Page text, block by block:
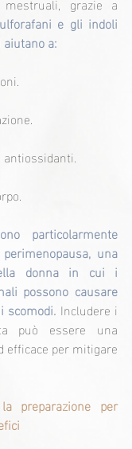
e gli indoli
a:
particolarmente
una
donna in cui i
possono causare
Includere i
può essere una
efficace per mitigare
preparazione per